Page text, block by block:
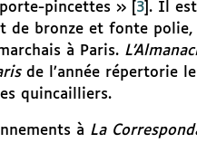
pincettes »
3 . Il
de bronze et fonte
à Paris.
de l’année répertorie
quincailliers.
à La